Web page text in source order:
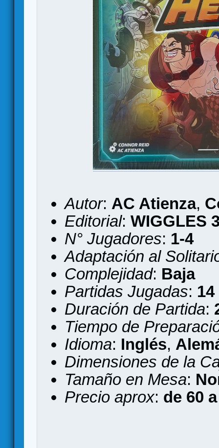
Autor: AC Atienza,
Editorial: WIGGLES
N° Jugadores: 1-4
Adaptación al
Complejidad: Baja
Partidas Jugadas: 14
Duración de Partida:
Tiempo de
Idioma: Inglés,
Dimensiones de la
Tamaño en Mesa:
Precio aprox: de 60